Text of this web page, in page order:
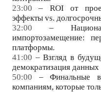
23:00 – ROI от
эффекты vs.
32:00 –
импортозамещение:
платформы.
41:00 – Взгляд в
демократизация данных
50:00 – Финальные
компаниям, которые